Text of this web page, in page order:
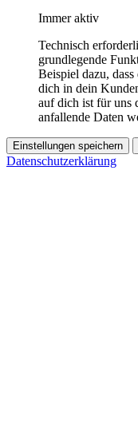
Immer aktiv
Technisch
grundlegende
Beispiel dazu,
dich in dein
auf dich ist für uns
anfallende Daten
Einstellungen speichern
Datenschutzerklärung